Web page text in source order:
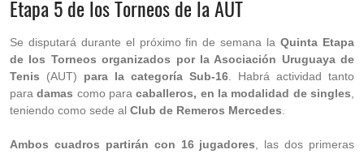
Etapa 5 de los Torneos de la AUT
Se disputará durante el próximo fin de semana laQuinta Etapa
de los Torneos organizados por la Asociación Uruguaya de
Tenis (AUT) para la categoría Sub-16 . Habrá actividad tanto
paradamas como paracaballeros, en la modalidad de singles
teniendo como sede al Club de Remeros Mercedes
Ambos cuadros partirán con 16 jugadores , las dos primeras